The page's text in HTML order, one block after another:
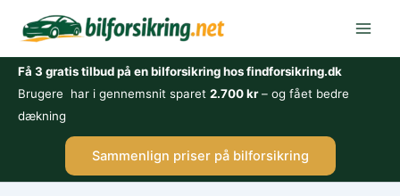
Få 3 gratis tilbud på en bilforsikring hos findforsikring.dk
Brugere har i gennemsnit sparet 2.700 kr– og fået bedre
dækning
Sammenlign priser på bilforsikring